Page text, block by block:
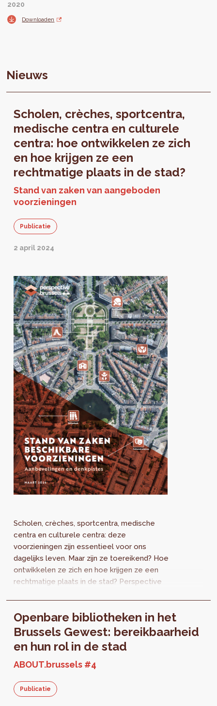
2020
Downloaden
Nieuws
Scholen, crèches, sportcentra,
medische centra en culturele
centra: hoe ontwikkelen ze zich
en hoe krijgen ze een
rechtmatige plaats in de stad?
Stand van zaken van aangeboden
voorzieningen
Publicatie
2 april 2024
Scholen, crèches, sportcentra, medische
centra en culturele centra: deze
voorzieningen zijn essentieel voor ons
dagelijks leven. Maar zijn ze toereikend? Hoe
ontwikkelen ze zich en hoe krijgen ze een
rechtmatige plaats in de stad? Perspective
Openbare bibliotheken in het
Brussels Gewest: bereikbaarheid
en hun rol in de stad
ABOUT.brussels #4
Publicatie